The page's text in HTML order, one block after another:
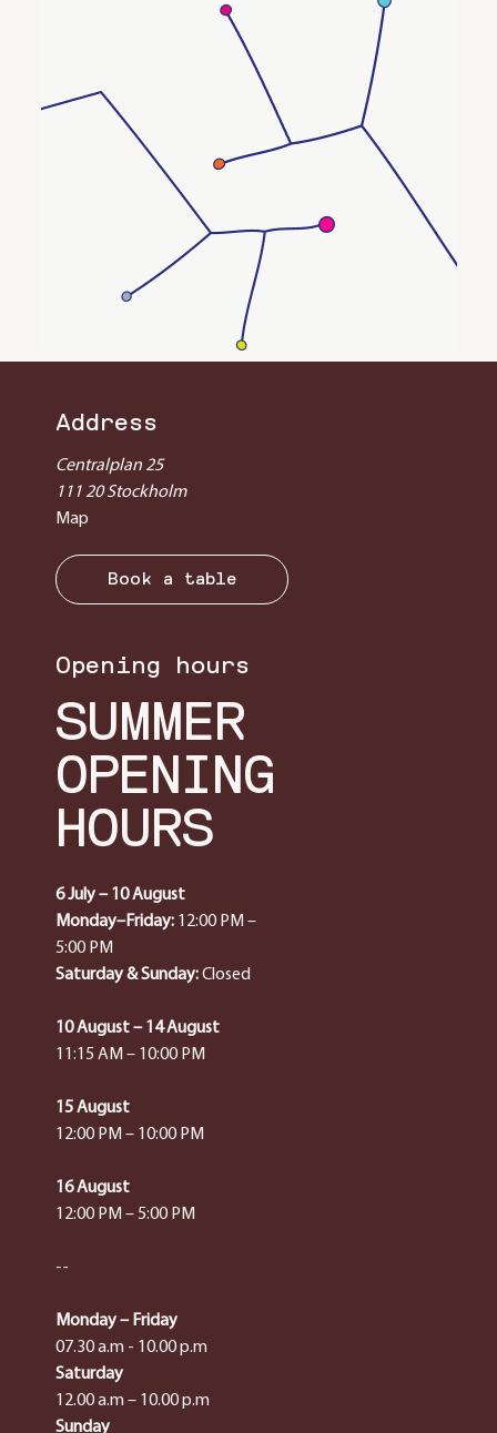
Opening hours
SUMMER
OPENING
HOURS
6 July – 10 August
Monday–Friday: 12:00 PM –
5:00 PM
Saturday & Sunday:Closed
10 August – 14 August
11:15 AM – 10:00 PM
15 August
12:00 PM – 10:00 PM
16 August
12:00 PM – 5:00 PM
--
Monday – Friday
07.30 a.m - 10.00 p.m
Saturday
12.00 a.m – 10.00 p.m
Sunday
Address
Centralplan 25
111 20 Stockholm
Map
Book a table